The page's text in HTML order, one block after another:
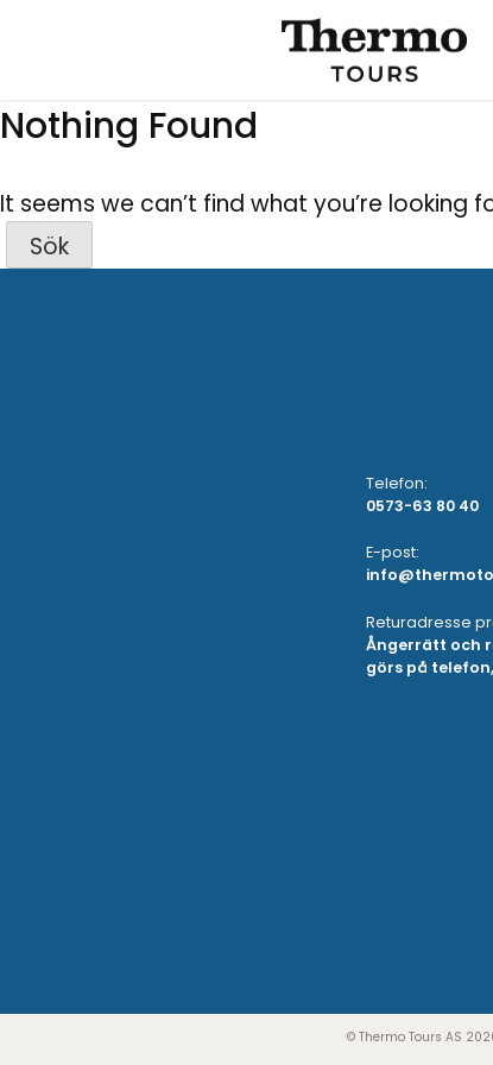
Nothing Found
It seems we can’t find what you’re looking
Sök
Telefon:
0573-63 80 40
E-post:
Returadresse
Ångerrätt och
görs på
© Thermo Tours AS